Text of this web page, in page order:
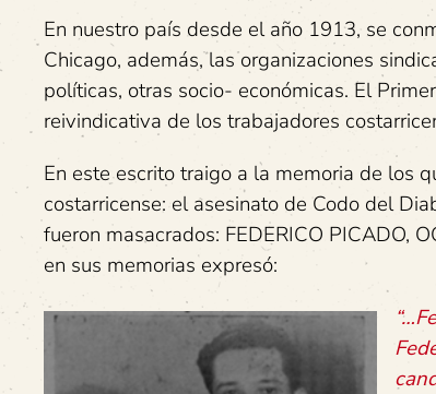
En nuestro país desde el año 1913, se
Chicago, además, las organizaciones
políticas, otras socio- económicas. El
reivindicativa de los trabajadores
En este escrito traigo a la memoria de los
costarricense: el asesinato de Codo del
fueron masacrados: FEDERICO PICADO,
en sus memorias expresó: